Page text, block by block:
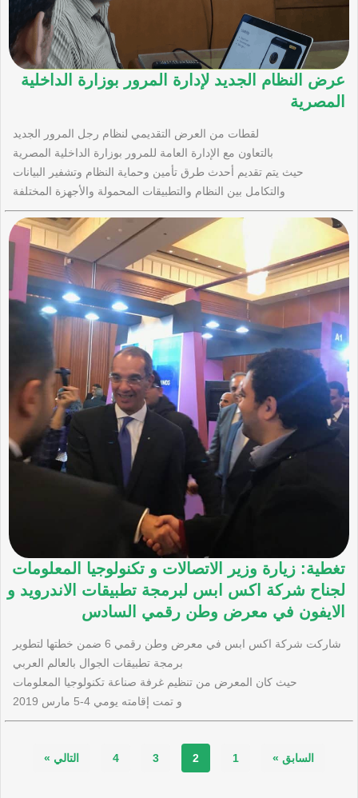
عرض النظام الجديد لإدارة المرور بوزارة الداخلية
المصرية
لقطات من العرض التقديمي لنظام رجل المرور الجديد
بالتعاون مع الإدارة العامة للمرور بوزارة الداخلية المصرية
حيث يتم تقديم أحدث طرق تأمين وحماية النظام وتشفير البيانات
والتكامل بين النظام والتطبيقات المحمولة والأجهزة المختلفة
تغطية: زيارة وزير الاتصالات و تكنولوجيا المعلومات
لجناح شركة اكس ابس لبرمجة تطبيقات الاندرويد و
الايفون في معرض وطن رقمي السادس
شاركت شركة اكس ابس في معرض وطن رقمي 6 ضمن خطتها لتطوير
برمجة تطبيقات الجوال بالعالم العربي
حيث كان المعرض من تنظيم غرفة صناعة تكنولوجيا المعلومات
و تمت إقامته يومي 4-5 مارس 2019
السابق » 1
2
3
4 التالي »